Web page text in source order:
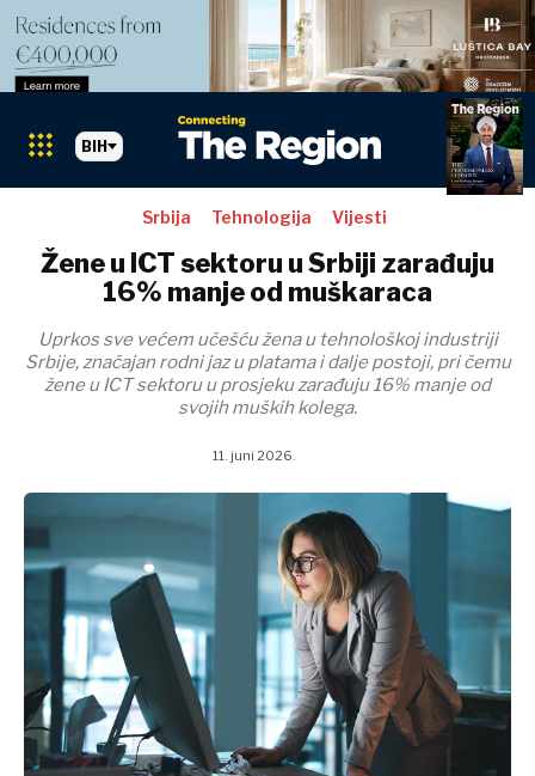
BIH
Srbija Tehnologija Vijesti
Žene u ICT sektoru u Srbiji zarađuju
16% manje od muškaraca
Uprkos sve većem učešću žena u tehnološkoj industriji
Srbije, značajan rodni jaz u platama i dalje postoji, pri čemu
žene u ICT sektoru u prosjeku zarađuju 16% manje od
svojih muških kolega.
11. juni 2026.